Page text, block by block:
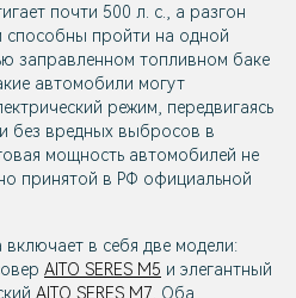
почти 500 л. с., а разгон
способны пройти на одной
заправленном топливном баке
автомобили могут
режим, передвигаясь
без вредных выбросов в
мощность автомобилей не
принятой в РФ официальной
включает в себя две модели:
AITO SERES M5 и элегантный
AITO SERES M7 . Оба